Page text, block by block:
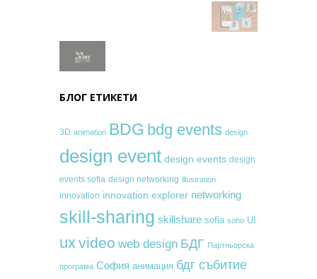
БЛОГ ЕТИКЕТИ
3D animation BDG bdg events design
design event design events design
events sofia design networking illustration
innovation innovation explorer networking
skill-sharing skillshare sofia soho UI
uxvideo web design БДГ Партньорска
програма София анимация бдг събитие